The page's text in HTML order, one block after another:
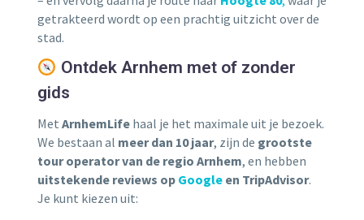
getrakteerd wordt op een prachtig uitzicht over de
stad.
Ontdek Arnhem met of zonder
gids
Met ArnhemLife haal je het maximale uit je bezoek.
We bestaan al meer dan 10 jaar, zijn de grootste
tour operator van de regio Arnhem, en hebben
uitstekende reviews op Google en TripAdvisor.
Je kunt kiezen uit: